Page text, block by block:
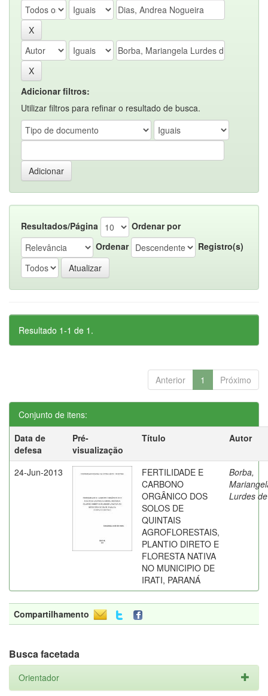
Adicionar filtros:
Utilizar filtros para refinar o resultado de busca.
Resultados/Página
Ordenar por
Ordenar
Registro(s)
Resultado 1-1 de 1.
Anterior 1 Próximo
Conjunto de itens:
Data de
defesa
Pré-
visualização
Título Autor
24-Jun-2013
FERTILIDADE E
CARBONO
ORGÂNICO DOS
SOLOS DE
QUINTAIS
AGROFLORESTAIS,
PLANTIO DIRETO E
FLORESTA NATIVA
NO MUNICIPIO DE
IRATI, PARANÁ
Borba,
Lurdes de
Compartilhamento
Busca facetada
Orientador